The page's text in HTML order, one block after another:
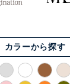
カラーから探す